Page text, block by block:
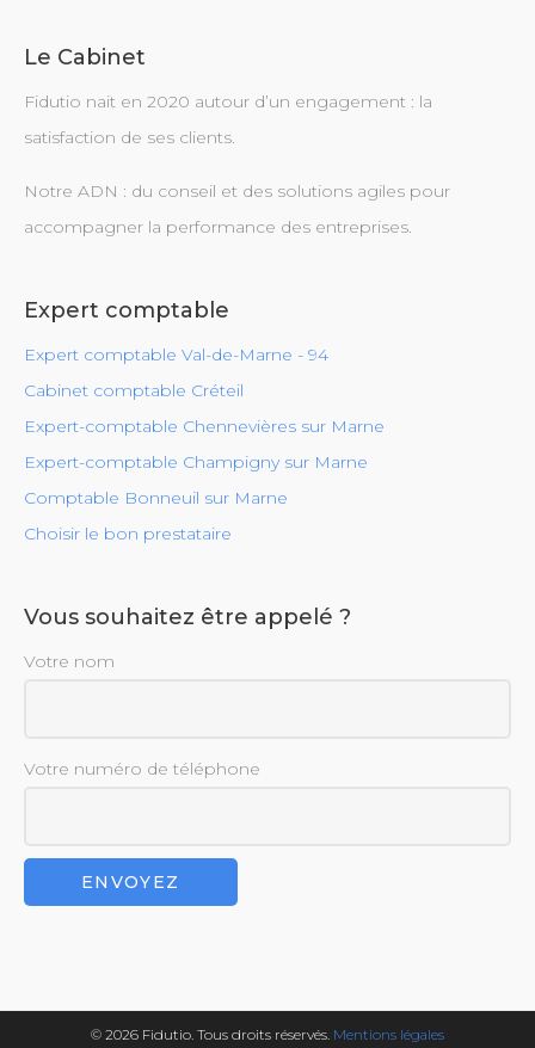
Le Cabinet
Fidutio nait en 2020 autour d’un engagement : la
satisfaction de ses clients.
Notre ADN : du conseil et des solutions agiles pour
accompagner la performance des entreprises.
Expert comptable
Expert comptable Val-de-Marne - 94
Cabinet comptable Créteil
Expert-comptable Chennevières sur Marne
Expert-comptable Champigny sur Marne
Comptable Bonneuil sur Marne
Choisir le bon prestataire
Vous souhaitez être appelé ?
Votre nom
Votre numéro de téléphone
© 2026 Fidutio. Tous droits réservés. Mentions légales